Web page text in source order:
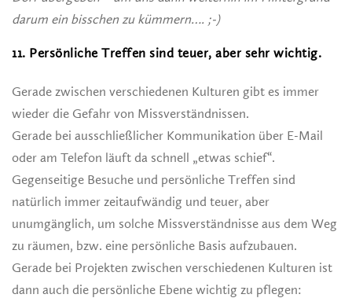
darum ein bisschen zu kümmern…. ;-)
11. Persönliche Treffen sind teuer, aber sehr wichtig.
Gerade zwischen verschiedenen Kulturen gibt es immer
wieder die Gefahr von Missverständnissen.
Gerade bei ausschließlicher Kommunikation über E-Mail
oder am Telefon läuft da schnell „etwas schief“.
Gegenseitige Besuche und persönliche Treffen sind
natürlich immer zeitaufwändig und teuer, aber
unumgänglich, um solche Missverständnisse aus dem Weg
zu räumen, bzw. eine persönliche Basis aufzubauen.
Gerade bei Projekten zwischen verschiedenen Kulturen ist
dann auch die persönliche Ebene wichtig zu pflegen: